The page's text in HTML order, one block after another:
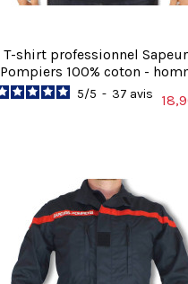
T-shirt professionnel
Pompiers 100% coton -
5/5 - 37 avis